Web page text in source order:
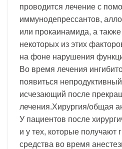
проводится лечение с
иммунодепрессантов,
или прокаинамида, а
некоторых из этих
на фоне нарушения
Во время лечения
появиться
исчезающий после
лечения.Хирургия/общая
У пациентов после
и у тех, которые получают
средства во время